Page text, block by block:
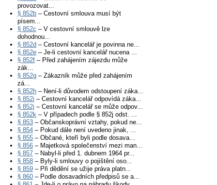
provozovat...
§ 852b – Cestovní smlouva musí být
písem...
§ 852c – V cestovní smlouvě lze
dohodnou...
§ 852d – Cestovní kancelář je povinna ne...
§ 852e – Je-li cestovní kancelář nucena ...
§ 852f – Před zahájením zájezdu může
zák...
§ 852g – Zákazník může před zahájením
zá...
§ 852h – Není-li důvodem odstoupení záka...
§ 852i – Cestovní kancelář odpovídá záka...
§ 852j – Cestovní kancelář se může odpov...
§ 852k – V případech podle § 852j odst. ...
§ 853 – Občanskoprávní vztahy, pokud ne...
§ 854 – Pokud dále není uvedeno jinak, ...
§ 855 – Občané, kteří byli podle dosava...
§ 856 – Majetková společenství mezi man...
§ 857 – Nabyl-li před 1. dubnem 1964 pr...
§ 858 – Byly-li smlouvy o pojištění oso...
§ 859 – Při dědění se užije práva platn...
§ 860 – Podle dosavadních předpisů se a...